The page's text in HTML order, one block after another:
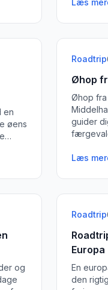
Læs
en
øens
Roadtrip
Øhop
Øhop fra
guider
Læs
og
Roadtrip
Europa
En
den